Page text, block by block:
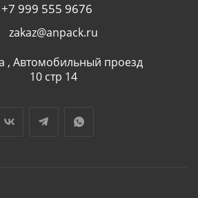
+7 999 555 9676
zakaz@anpack.ru
, Автомобильный проезд
10 стр 14